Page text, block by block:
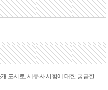
도서로, 세무사 시험에 대한 궁금한